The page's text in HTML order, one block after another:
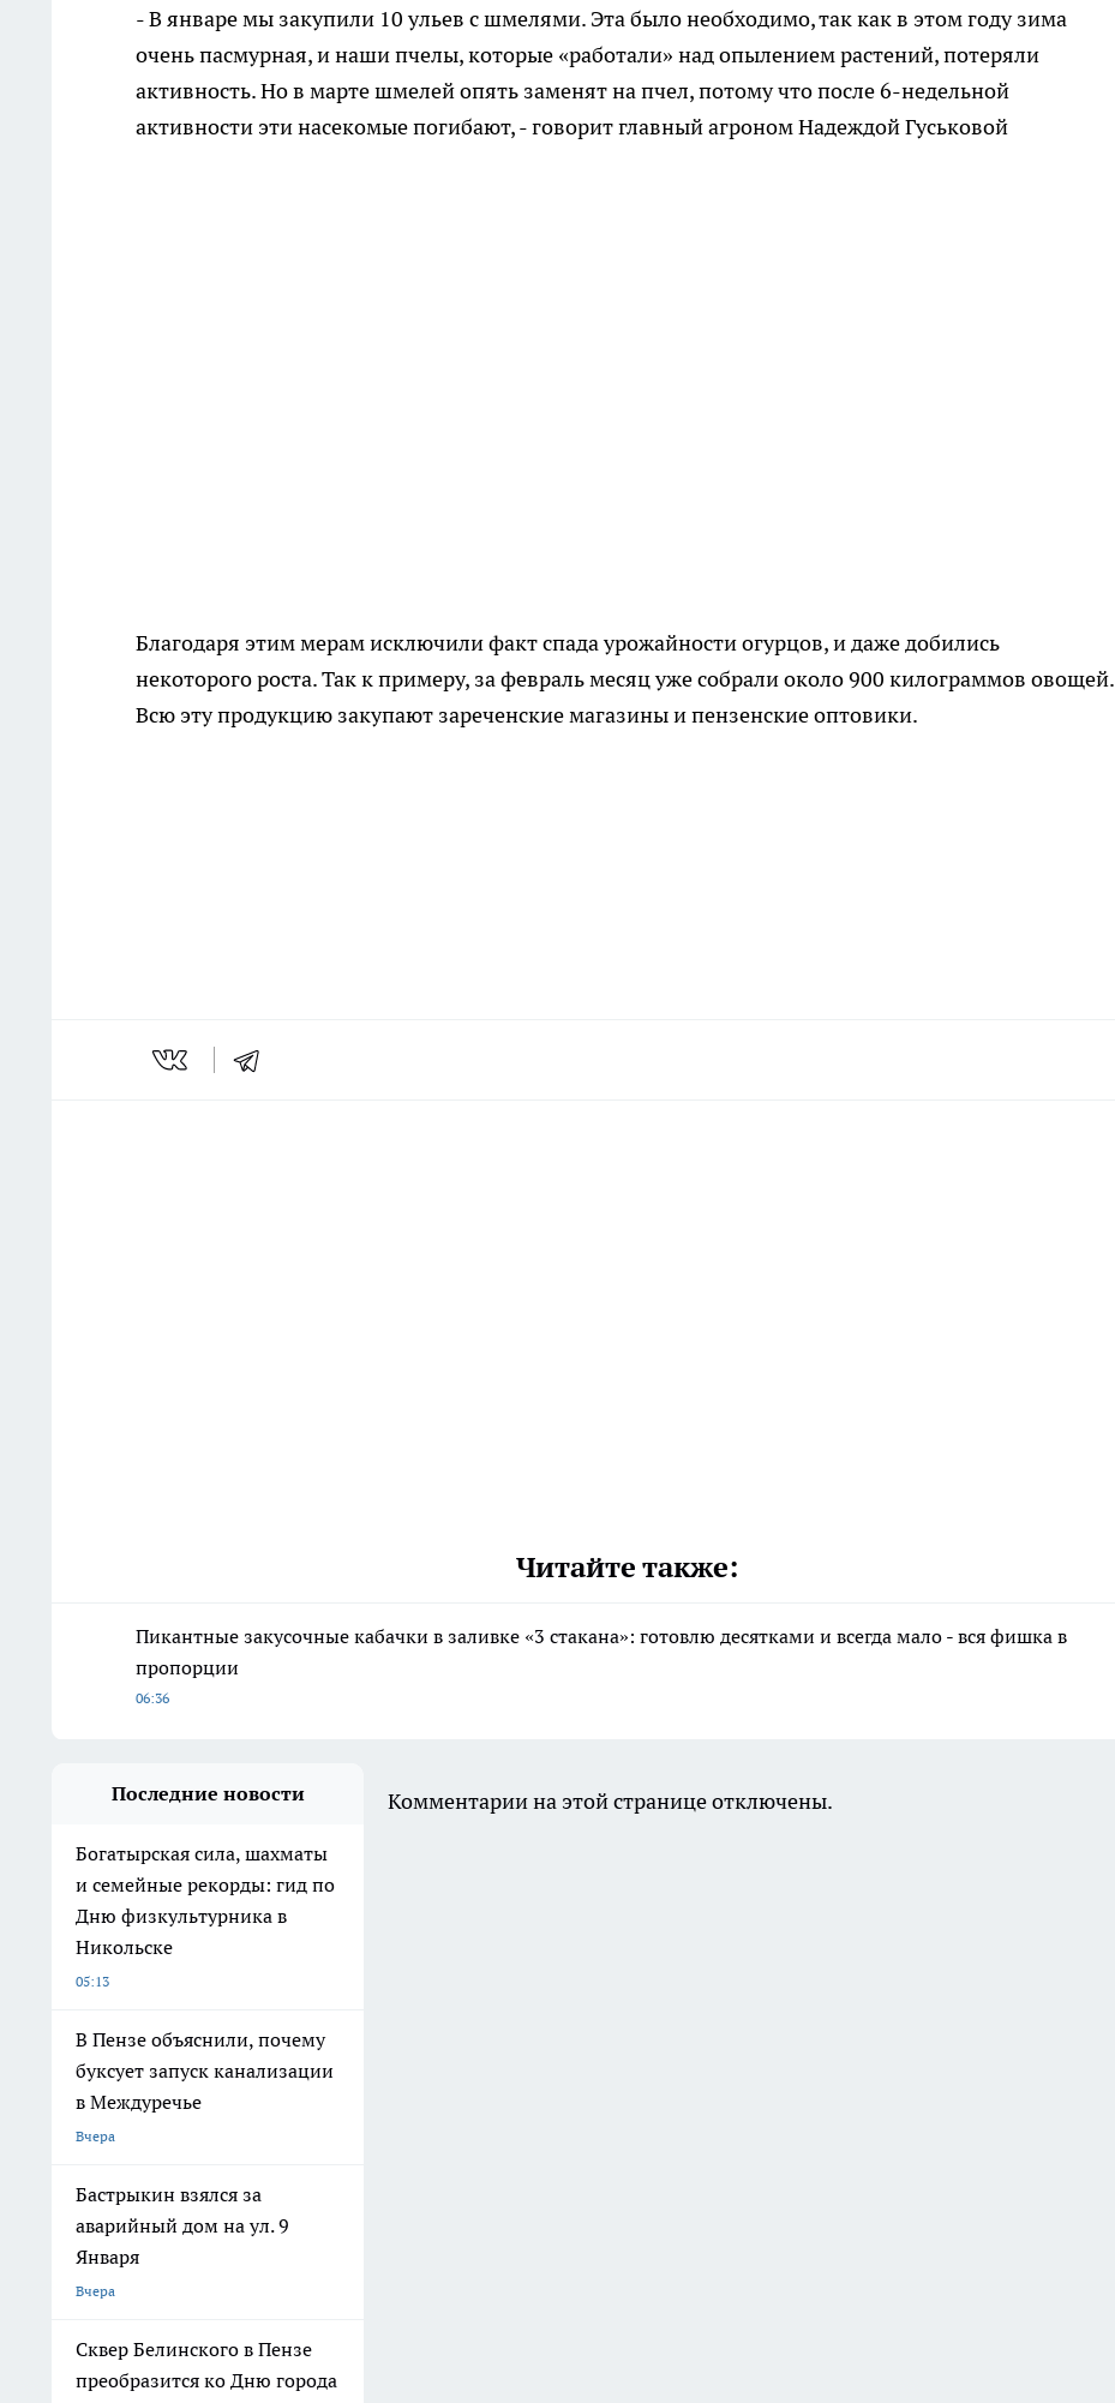
- В январе мы закупили 10 ульев с шмелями. Эта было необходимо, так как в этом году зима
очень пасмурная, и наши пчелы, которые «работали» над опылением растений, потеряли
активность. Но в марте шмелей опять заменят на пчел, потому что после 6-недельной
активности эти насекомые погибают, - говорит главный агроном Надеждой Гуськовой
Благодаря этим мерам исключили факт спада урожайности огурцов, и даже добились
некоторого роста. Так к примеру, за февраль месяц уже собрали около 900 килограммов овощей.
Всю эту продукцию закупают зареченские магазины и пензенские оптовики.
Читайте также:
Пикантные закусочные кабачки в заливке «3 стакана»: готовлю десятками и всегда мало - вся фишка в
пропорции
06:36
Последние новости
Богатырская сила, шахматы
и семейные рекорды: гид по
Дню физкультурника в
Никольске
05:13
В Пензе объяснили, почему
буксует запуск канализации
в Междуречье
Вчера
Бастрыкин взялся за
аварийный дом на ул. 9
Января
Вчера
Сквер Белинского в Пензе
преобразится ко Дню города
Комментарии на этой странице отключены.